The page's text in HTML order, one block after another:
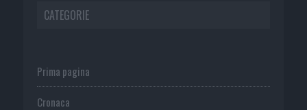
CATEGORIE
Prima pagina
Cronaca